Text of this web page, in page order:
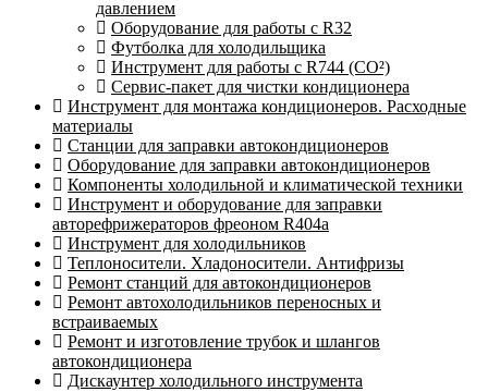
давлением
Оборудование для работы с R32
Футболка для холодильщика
Инструмент для работы с R744 (CO²)
Сервис-пакет для чистки кондиционера
Инструмент для монтажа кондиционеров. Расходные
материалы
Станции для заправки автокондиционеров
Оборудование для заправки автокондиционеров
Компоненты холодильной и климатической техники
Инструмент и оборудование для заправки
авторефрижераторов фреоном R404a
Инструмент для холодильников
Теплоносители. Хладоносители. Антифризы
Ремонт станций для автокондиционеров
Ремонт автохолодильников переносных и
встраиваемых
Ремонт и изготовление трубок и шлангов
автокондиционера
Дискаунтер холодильного инструмента